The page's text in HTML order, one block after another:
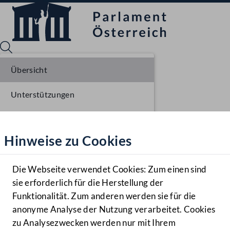
Hilfe
Benutzer
Navigationsmenü öffnen
MENÜ
Hinweise zu Cookies
Die Webseite verwendet Cookies: Zum einen sind
sie erforderlich für die Herstellung der
Funktionalität. Zum anderen werden sie für die
anonyme Analyse der Nutzung verarbeitet. Cookies
zu Analysezwecken werden nur mit Ihrem
Übersicht
Unterstützungen
Parlamentarisches Verfahren
Einlangen NR
Ausschussberatungen NR
Plenarberatungen NR